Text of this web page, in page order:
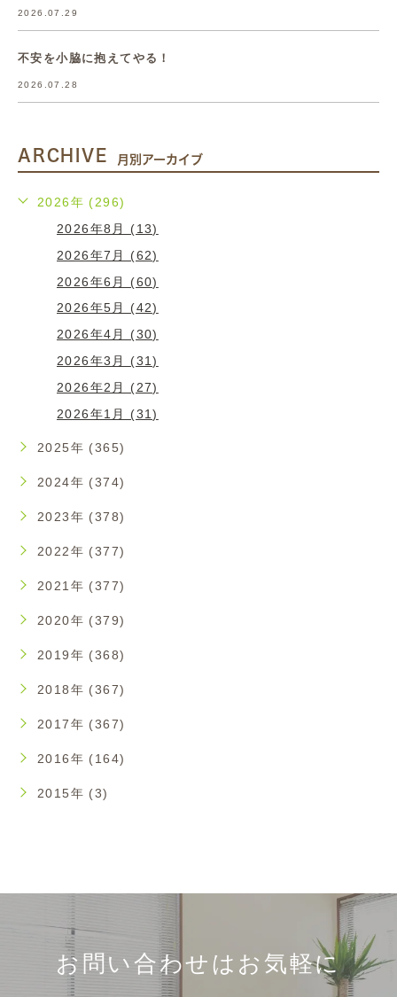
2026.07.29
不安を小脇に抱えてやる！
2026.07.28
ARCHIVE 月別アーカイブ
2026年 (296)
2026年8月 (13)
2026年7月 (62)
2026年6月 (60)
2026年5月 (42)
2026年4月 (30)
2026年3月 (31)
2026年2月 (27)
2026年1月 (31)
2025年 (365)
2024年 (374)
2023年 (378)
2022年 (377)
2021年 (377)
2020年 (379)
2019年 (368)
2018年 (367)
2017年 (367)
2016年 (164)
2015年 (3)
お問い合わせはお気軽に